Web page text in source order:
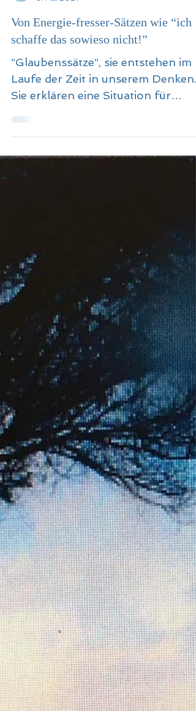
Blickwechsel mit Kerstin
3. Mai 2021
Von Energie-fresser-Sätzen wie “ich
schaffe das sowieso nicht!”
“Glaubenssätze”, sie entstehen im
Laufe der Zeit in unserem Denken.